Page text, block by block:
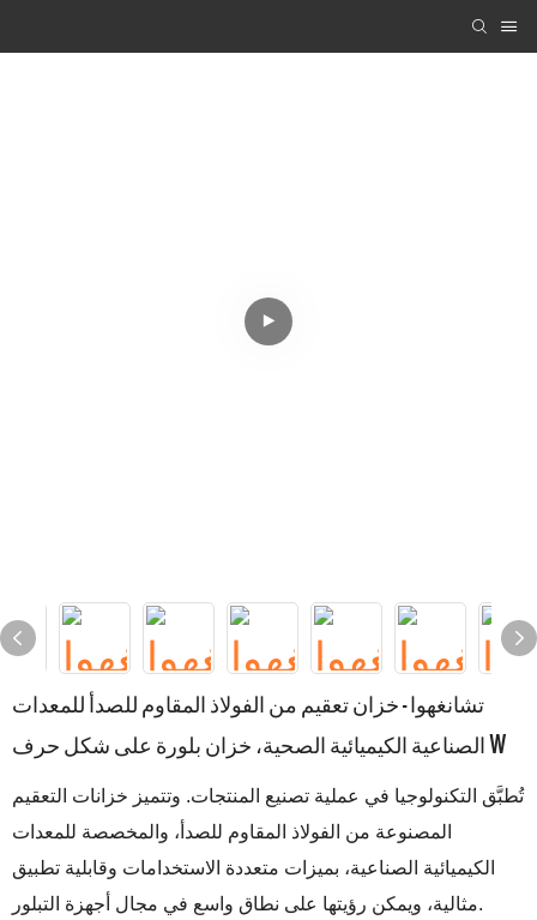
تشانغهوا - خزان تعقيم من الفولاذ المقاوم للصدأ للمعدات
الصناعية الكيميائية الصحية، خزان بلورة على شكل حرف W
تُطبَّق التكنولوجيا في عملية تصنيع المنتجات. وتتميز خزانات التعقيم
المصنوعة من الفولاذ المقاوم للصدأ، والمخصصة للمعدات
الكيميائية الصناعية، بميزات متعددة الاستخدامات وقابلية تطبيق
مثالية، ويمكن رؤيتها على نطاق واسع في مجال أجهزة التبلور.